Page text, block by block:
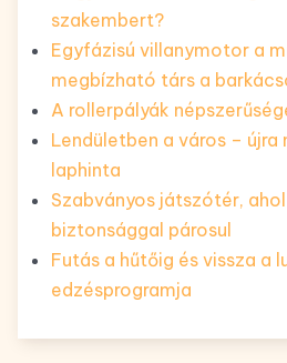
szakembert?
Egyfázisú villanymotor a
megbízható társ a
A rollerpályák
Lendületben a város – újra
laphinta
Szabványos játszótér,
biztonsággal párosul
Futás a hűtőig és vissza a
edzésprogramja